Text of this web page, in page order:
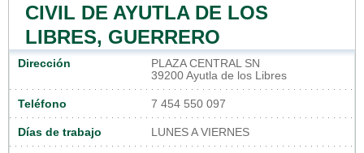
CIVIL DE AYUTLA DE LOS
LIBRES, GUERRERO
Dirección
PLAZA CENTRAL SN
39200 Ayutla de los Libres
Teléfono 7 454 550 097
Días de trabajo LUNES A VIERNES